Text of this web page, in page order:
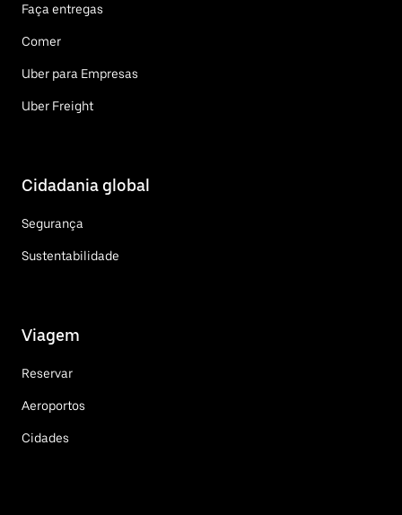
Faça entregas
Comer
Uber para Empresas
Uber Freight
Cidadania global
Segurança
Sustentabilidade
Viagem
Reservar
Aeroportos
Cidades